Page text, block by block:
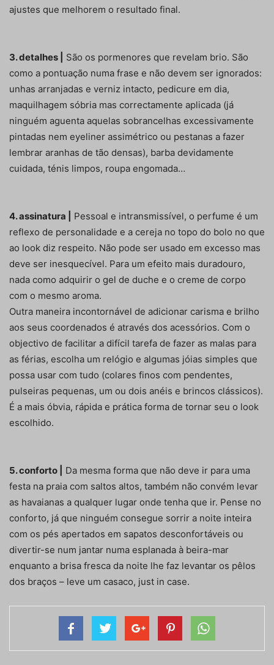
ajustes que melhorem o resultado final.
3. detalhes |
São os pormenores que revelam brio. São
como a pontuação numa frase e não devem ser ignorados:
unhas arranjadas e verniz intacto, pedicure em dia,
maquilhagem sóbria mas correctamente aplicada (já
ninguém aguenta aquelas sobrancelhas excessivamente
pintadas nem eyeliner assimétrico ou pestanas a fazer
lembrar aranhas de tão densas), barba devidamente
cuidada, ténis limpos, roupa engomada…
4. assinatura |
Pessoal e intransmissível, o perfume é um
reflexo de personalidade e a cereja no topo do bolo no que
ao look diz respeito. Não pode ser usado em excesso mas
deve ser inesquecível. Para um efeito mais duradouro,
nada como adquirir o gel de duche e o creme de corpo
com o mesmo aroma.
Outra maneira incontornável de adicionar carisma e brilho
aos seus coordenados é através dos acessórios. Com o
objectivo de facilitar a difícil tarefa de fazer as malas para
as férias, escolha um relógio e algumas jóias simples que
possa usar com tudo (colares finos com pendentes,
pulseiras pequenas, um ou dois anéis e brincos clássicos).
É a mais óbvia, rápida e prática forma de tornar seu o look
escolhido.
5. conforto |
Da mesma forma que não deve ir para uma
festa na praia com saltos altos, também não convém levar
as havaianas a qualquer lugar onde tenha que ir. Pense no
conforto, já que ninguém consegue sorrir a noite inteira
com os pés apertados em sapatos desconfortáveis ou
divertir-se num jantar numa esplanada à beira-mar
enquanto a brisa fresca da noite lhe faz levantar os pêlos
dos braços – leve um casaco, just in case.